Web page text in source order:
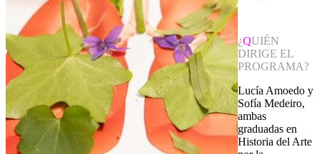
¿QUIÉN
DIRIGE EL
PROGRAMA?
Lucía Amoedo y
Sofía Medeiro,
ambas
graduadas en
Historia del Arte